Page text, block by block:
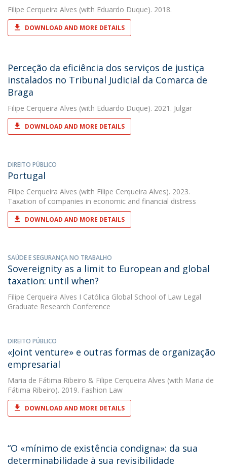
Filipe Cerqueira Alves (with Eduardo Duque). 2018.
DOWNLOAD AND MORE DETAILS
Perceção da eficiência dos serviços de justiça
instalados no Tribunal Judicial da Comarca de
Braga
Filipe Cerqueira Alves (with Eduardo Duque). 2021. Julgar
DOWNLOAD AND MORE DETAILS
DIREITO PÚBLICO
Portugal
Filipe Cerqueira Alves (with Filipe Cerqueira Alves). 2023.
Taxation of companies in economic and financial distress
DOWNLOAD AND MORE DETAILS
SAÚDE E SEGURANÇA NO TRABALHO
Sovereignity as a limit to European and global
taxation: until when?
Filipe Cerqueira Alves I Católica Global School of Law Legal
Graduate Research Conference
DIREITO PÚBLICO
«Joint venture» e outras formas de organização
empresarial
Maria de Fátima Ribeiro & Filipe Cerqueira Alves (with Maria de
Fátima Ribeiro). 2019. Fashion Law
DOWNLOAD AND MORE DETAILS
“O «mínimo de existência condigna»: da sua
determinabilidade à sua revisibilidade